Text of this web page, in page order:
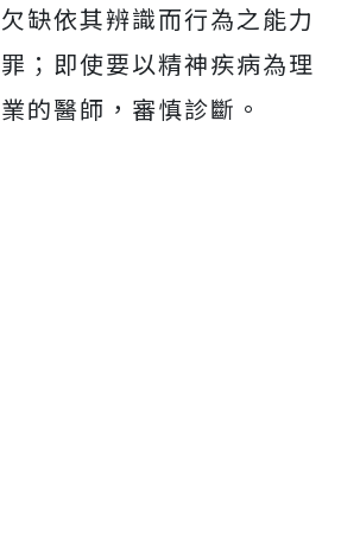
缺依其辨識而行為之能力
；即使要以精神疾病為理
的醫師，審慎診斷。